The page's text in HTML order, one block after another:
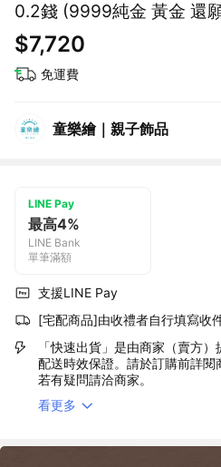
0.2錢 (9999純金 黃金 還
$7,720
免運費
童樂繪｜親子飾品
LINE Pay
最高4%
LINE Bank
單筆滿額
支援LINE Pay
[宅配商品]由收禮者自行填寫收
「快速出貨」是由商家（賣方
配送時效保證。請於訂購前詳閱
若有疑問請洽商家。
看更多